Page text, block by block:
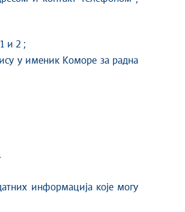
и 2 ;
у именик Коморе за радна
информација које могу